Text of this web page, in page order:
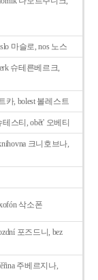
마슬로, nos 노스
슈테른베르크,
카, bolest 볼레스트
테스티, obět' 오베티
크니호브나,
삭소폰
포즈드니, bez
주베르지나,